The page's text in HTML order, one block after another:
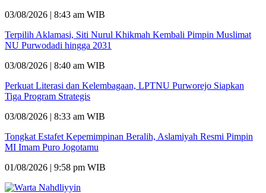
03/08/2026 | 8:43 am WIB
Terpilih Aklamasi, Siti Nurul Khikmah Kembali Pimpin Muslimat
NU Purwodadi hingga 2031
03/08/2026 | 8:40 am WIB
Perkuat Literasi dan Kelembagaan, LPTNU Purworejo Siapkan
Tiga Program Strategis
03/08/2026 | 8:33 am WIB
Tongkat Estafet Kepemimpinan Beralih, Aslamiyah Resmi Pimpin
MI Imam Puro Jogotamu
01/08/2026 | 9:58 pm WIB